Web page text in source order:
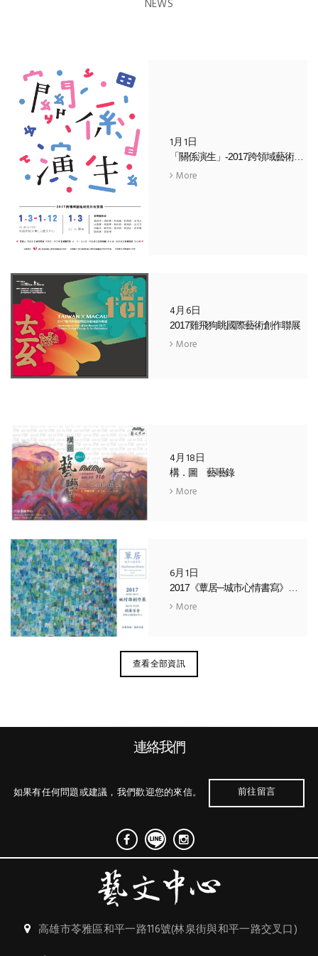
NEWS
1月1日
「關係演生」-2017跨領域藝術研究所所友展
More
4月6日
2017雞飛狗眺國際藝術創作聯展
More
4月18日
構．圖 藝囈錄
More
6月1日
More
查看全部資訊
連絡我們
如果有任何問題或建議，我們歡迎您的來信。 前往留言
高雄市苓雅區和平一路116號(林泉街與和平一路交叉口)